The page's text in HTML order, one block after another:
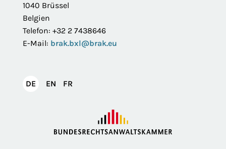
1040 Brüssel
Belgien
Telefon: +32 2 7438646
E-Mail: brak.bxl@brak.eu
DEDeutsch
EN English
FR